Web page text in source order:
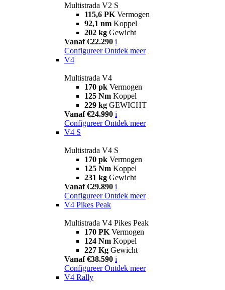
Multistrada V2 S
115,6 PK Vermogen
92,1 nm Koppel
202 kg Gewicht
Vanaf €22.290 i
Configureer Ontdek meer
V4
Multistrada V4
170 pk Vermogen
125 Nm Koppel
229 kg GEWICHT
Vanaf €24.990 i
Configureer Ontdek meer
V4 S
Multistrada V4 S
170 pk Vermogen
125 Nm Koppel
231 kg Gewicht
Vanaf €29.890 i
Configureer Ontdek meer
V4 Pikes Peak
Multistrada V4 Pikes Peak
170 PK Vermogen
124 Nm Koppel
227 Kg Gewicht
Vanaf €38.590 i
Configureer Ontdek meer
V4 Rally